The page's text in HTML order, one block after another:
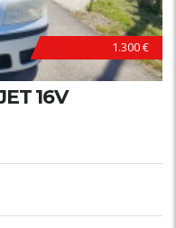
1.300 €
16V